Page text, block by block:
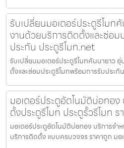
รับเปลี่ยนมอเตอร์ประตูรีโมท
งานด้วยบริการติดตั้งและซ่อม
ประกัน ประตูรีโมท.net
รับเปลี่ยนมอเตอร์ประตูรีโมทคันนายาว
ตั้งและซ่อมประตูรีโมทพร้อมการรับประกั
มอเตอร์ประตูอัตโนมัติบ่อทอง
ตั้งประตูรีโมท ประตูรั้วรีโมท ร
มอเตอร์ประตูอัตโนมัติบ่อทอง บริการจำห
บริการติดตั้ง แบบครบวงจร ราคาถูก มอ